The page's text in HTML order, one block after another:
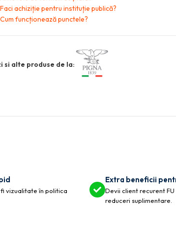
Faci achiziție pentru instituție publică?
Cum funcționează punctele?
si alte produse de la:
vizualitate în politica
Extra beneficii
Devii client recurent
reduceri suplimentare.